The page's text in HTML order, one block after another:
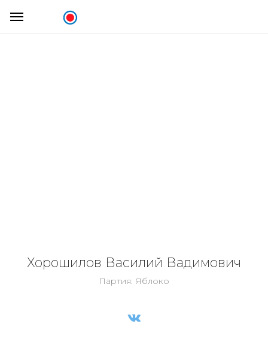
Хорошилов Василий Вадимович
Партия: Яблоко